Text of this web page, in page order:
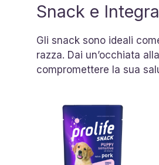
Snack e
Gli snack sono ideali
razza. Dai un’occhiata
compromettere la sua